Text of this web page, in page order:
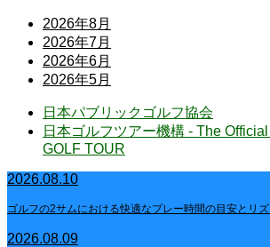
2026年8月
2026年7月
2026年6月
2026年5月
日本パブリックゴルフ協会
日本ゴルフツアー機構 - The
GOLF TOUR
2026.08.10
ゴルフの2サムにおける快適なプレー時間の目安とリ
2026.08.09